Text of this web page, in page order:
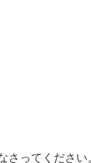
さってください